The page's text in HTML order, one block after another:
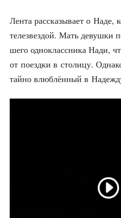
Лен­та рас­ска­зы­ва­ет о Наде,
телезвез­дой. Мать девуш­ки
ше­го одно­класс­ни­ка Нади,
от поезд­ки в сто­ли­цу.
тай­но влюб­лён­ный в